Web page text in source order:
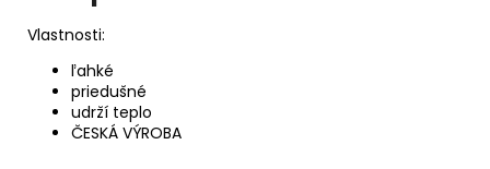
Vlastnosti:
ľahké
priedušné
udrží teplo
ČESKÁ VÝROBA